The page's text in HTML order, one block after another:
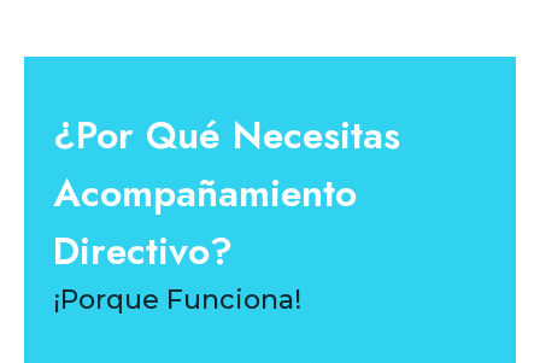
¿Por Qué Necesitas
Acompañamiento
Directivo?
¡Porque Funciona!